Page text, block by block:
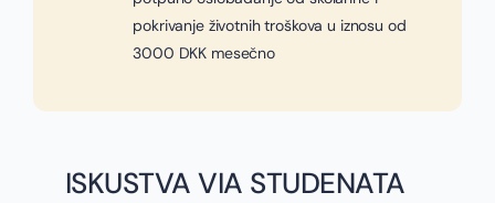
pokrivanje životnih troškova u iznosu od
3000 DKK mesečno
ISKUSTVA VIA STUDENATA